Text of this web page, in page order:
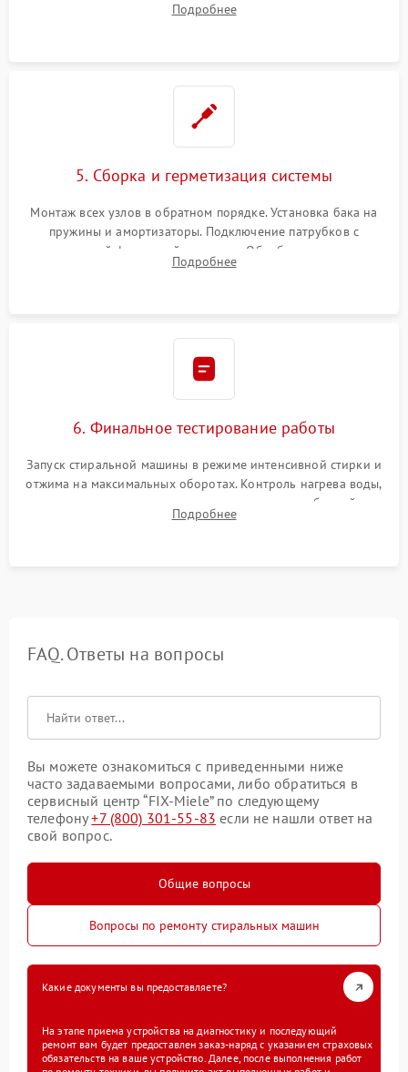
или поврежденной резиновой манжеты.
Подробнее
5. Сборка и герметизация системы
Монтаж всех узлов в обратном порядке. Установка бака на
пружины и амортизаторы. Подключение патрубков с
надежной фиксацией хомутами. Обработка стыков
герметиком для предотвращения возможных протечек воды.
Подробнее
6. Финальное тестирование работы
Запуск стиральной машины в режиме интенсивной стирки и
отжима на максимальных оборотах. Контроль нагрева воды,
корректности слива, отсутствия излишних вибраций,
посторонних стуков и протечек под корпусом.
Подробнее
FAQ. Ответы на вопросы
Вы можете ознакомиться с приведенными ниже
часто задаваемыми вопросами, либо обратиться в
сервисный центр “FIX-Miele” по следующему
телефону+7 (800) 301-55-83 если не нашли ответ на
свой вопрос.
Общие вопросы
Вопросы по ремонту стиральных машин
Какие документы вы предоставляете?
На этапе приема устройства на диагностику и последующий
ремонт вам будет предоставлен заказ-наряд с указанием страховых
обязательств на ваше устройство. Далее, после выполнения работ